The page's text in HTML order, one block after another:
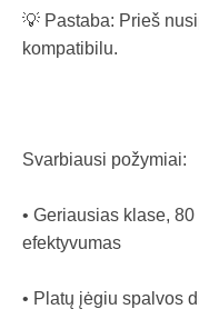
💡 Pastaba: Prieš
kompatibilu.
Svarbiausi požymiai:
• Geriausias klase,
efektyvumas
• Platų įėgiu spalvos